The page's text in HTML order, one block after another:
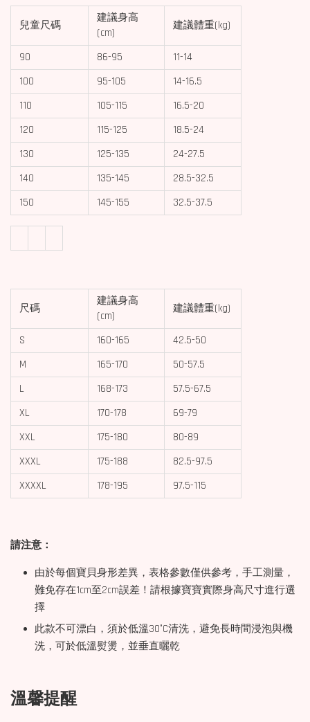
兒童尺碼
建議身高
(cm)
建議體重(kg)
90 86-95
11-14
100
95-105
14-16.5
110
105-115
16.5-20
120
115-125
18.5-24
130
125-135
24-27.5
140
135-145
28.5-32.5
150
145-155 32.5-37.5
尺碼
建議身高
(cm)
建議體重(kg)
S 160-165
42.5-50
M
165-170
50-57.5
L
168-173
57.5-67.5
XL
170-178
69-79
XXL
175-180
80-89
XXXL
175-188
82.5-97.5
XXXXL
178-195 97.5-115
請注意：
由於每個寶貝身形差異，表格參數僅供參考，手工測量，
難免存在1cm至2cm誤差！請根據寶寶實際身高尺寸進行選
擇
此款不可漂白，須於低溫30°C清洗，避免長時間浸泡與機
洗，可於低溫熨燙，並垂直曬乾
溫馨提醒